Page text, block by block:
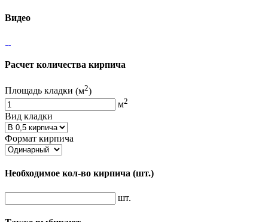
Видео
Расчет количества кирпича
Площадь кладки (м2)
м2
Вид кладки
Формат кирпича
Необходимое кол-во кирпича (шт.)
шт.